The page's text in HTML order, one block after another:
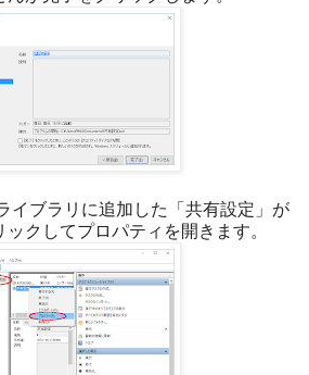
イブラリに追加した「共有設定」が
クしてプロパティを開きます。